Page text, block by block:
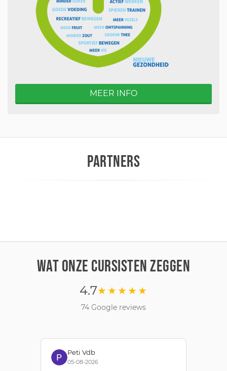
MEER INFO
PARTNERS
WAT ONZE CURSISTEN ZEGGEN
4.7★★★★★
74 Google reviews
Peti Vdb
05-08-2026